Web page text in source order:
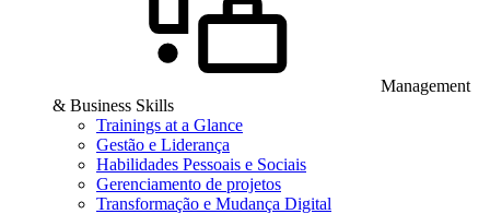
Management
& Business Skills
Trainings at a Glance
Gestão e Liderança
Habilidades Pessoais e Sociais
Gerenciamento de projetos
Transformação e Mudança Digital